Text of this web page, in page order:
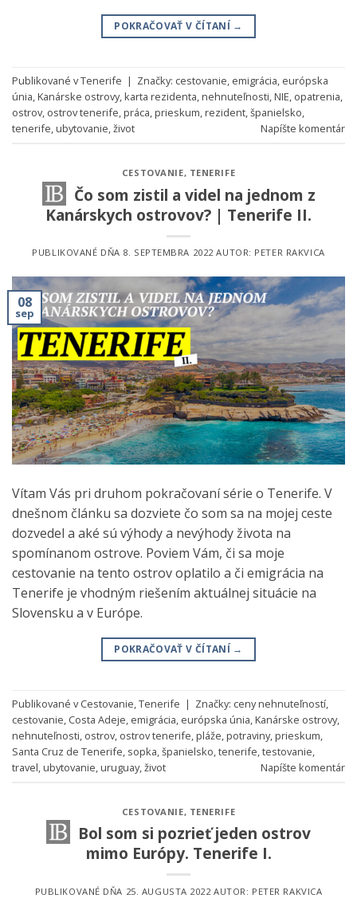
POKRAČOVAŤ V ČÍTANÍ →
Publikované vTenerife | Značky: cestovanie, emigrácia, európska
únia,Kanárske ostrovy,karta rezidenta,nehnuteľnosti,NIE, opatrenia,
ostrov, ostrov tenerife,práca,prieskum,rezident,španielsko,
tenerife,ubytovanie,život Napíšte komentár
CESTOVANIE, TENERIFE
Čo som zistil a videl na jednom z
Kanárskych ostrovov? | Tenerife II.
PUBLIKOVANÉ DŇA 8. SEPTEMBRA 2022AUTOR: PETER RAKVICA
08
sep
Vítam Vás pri druhom pokračovaní série o Tenerife. V
dnešnom článku sa dozviete čo som sa na mojej ceste
dozvedel a aké sú výhody a nevýhody života na
spomínanom ostrove. Poviem Vám, či sa moje
cestovanie na tento ostrov oplatilo a či emigrácia na
Tenerife je vhodným riešením aktuálnej situácie na
Slovensku a v Európe.
POKRAČOVAŤ V ČÍTANÍ →
Publikované vCestovanie,Tenerife | Značky: ceny nehnuteľností,
cestovanie, Costa Adeje, emigrácia, európska únia,Kanárske ostrovy,
nehnuteľnosti, ostrov, ostrov tenerife,pláže,potraviny,prieskum,
Santa Cruz de Tenerife, sopka,španielsko,tenerife,testovanie,
travel,ubytovanie,uruguay,život Napíšte komentár
CESTOVANIE, TENERIFE
Bol som si pozrieť jeden ostrov
mimo Európy. Tenerife I.
PUBLIKOVANÉ DŇA 25. AUGUSTA 2022AUTOR: PETER RAKVICA